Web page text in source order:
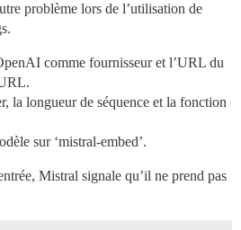
problème lors de l’utilisation de
comme fournisseur et l’URL du
la longueur de séquence et la fonction
sur ‘mistral-embed’.
Mistral signale qu’il ne prend pas